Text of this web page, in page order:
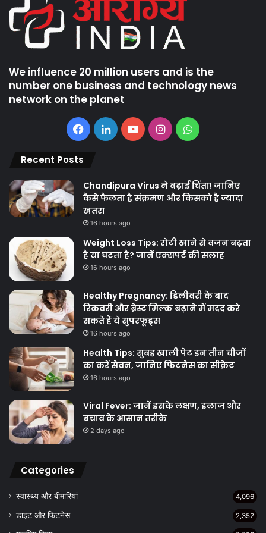
We influence 20 million users and is the
number one business and technology news
network on the planet
Facebook
LinkedInYouTubeInstagramWhatsApp
Recent Posts
Chandipura Virus ने बढ़ाई चिंता! जानिए
कैसे फैलता है संक्रमण और किसको है ज्यादा
खतरा
16 hours ago
Weight Loss Tips: रोटी खाने से वजन बढ़ता
है या घटता है? जानें एक्सपर्ट की सलाह
16 hours ago
Healthy Pregnancy: डिलीवरी के बाद
रिकवरी और ब्रेस्ट मिल्क बढ़ाने में मदद करे
सकते हैं ये सुपरफूड्स
16 hours ago
Health Tips: सुबह खाली पेट इन तीन चीजों
का करें सेवन, जानिए फिटनेस का सीक्रेट
16 hours ago
Viral Fever: जानें इसके लक्षण, इलाज और
बचाव के आसान तरीके
2 days ago
Categories
स्वास्थ्य और बीमारियां 4,096
डाइट और फिटनेस 2,352